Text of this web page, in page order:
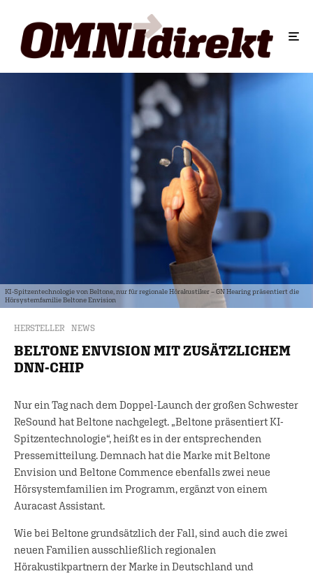
KI-Spitzentechnologie von Beltone, nur für regionale Hörakustiker – GN Hearing präsentiert die
Hörsystemfamilie Beltone Envision
HERSTELLER NEWS
BELTONE ENVISION MIT ZUSÄTZLICHEM
DNN-CHIP
Nur ein Tag nach dem Doppel-Launch der großen Schwester
ReSound hat Beltone nachgelegt. „Beltone präsentiert KI-
Spitzentechnologie“, heißt es in der entsprechenden
Pressemitteilung. Demnach hat die Marke mit Beltone
Envision und Beltone Commence ebenfalls zwei neue
Hörsystemfamilien im Programm, ergänzt von einem
Auracast Assistant.
Wie bei Beltone grundsätzlich der Fall, sind auch die zwei
neuen Familien ausschließlich regionalen
Hörakustikpartnern der Marke in Deutschland und